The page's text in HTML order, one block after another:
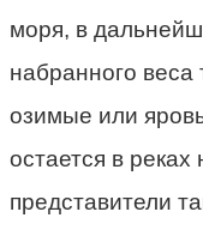
моря, в
набранного веса
озимые или
остается в
представители